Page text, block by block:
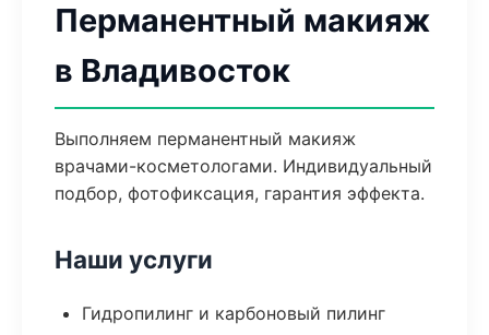
Перманентный макияж
в Владивосток
Выполняем перманентный макияж
врачами-косметологами. Индивидуальный
подбор, фотофиксация, гарантия эффекта.
Наши услуги
Гидропилинг и карбоновый пилинг